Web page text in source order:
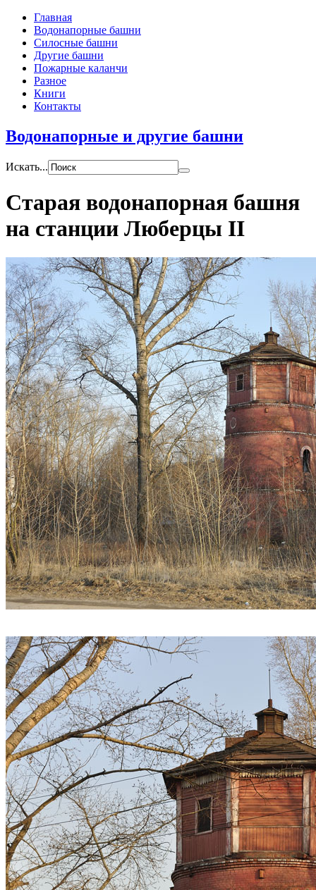
Главная
Водонапорные башни
Силосные башни
Другие башни
Пожарные каланчи
Разное
Книги
Контакты
Водонапорные и другие башни
Искать...
Старая водонапорная башня
на станции Люберцы II